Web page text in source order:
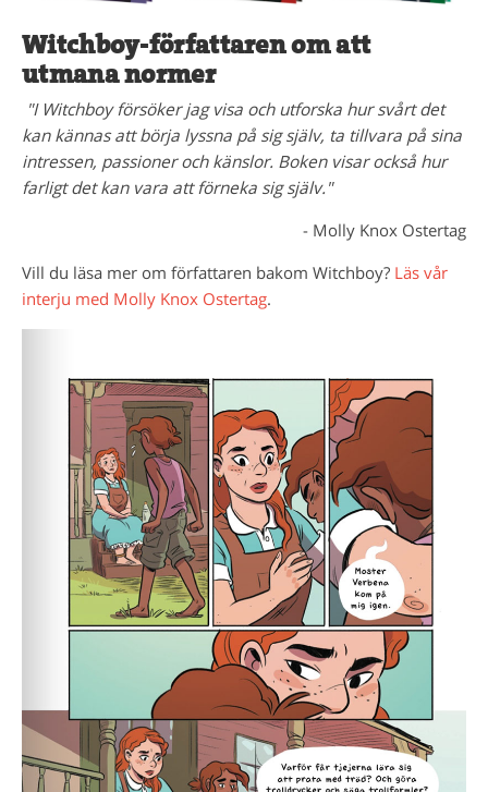
Witchboy-författaren om att
utmana normer
"I Witchboy försöker jag visa och utforska hur svårt det
kan kännas att börja lyssna på sig själv, ta tillvara på sina
intressen, passioner och känslor. Boken visar också hur
farligt det kan vara att förneka sig själv."
- Molly Knox Ostertag
Vill du läsa mer om författaren bakom Witchboy? Läs vår
interju med Molly Knox Ostertag.